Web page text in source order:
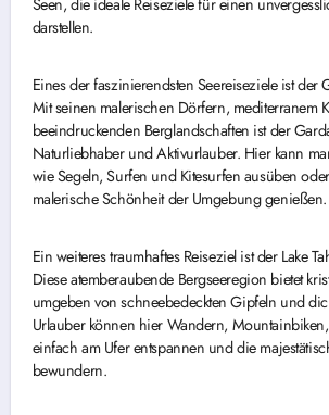
darstellen.
Eines der faszinierendsten Seereiseziele ist der
Mit seinen malerischen Dörfern, mediterranem
beeindruckenden Berglandschaften ist der
Naturliebhaber und Aktivurlauber. Hier kann
wie Segeln, Surfen und Kitesurfen ausüben
malerische Schönheit der Umgebung genießen.
Ein weiteres traumhaftes Reiseziel ist der Lake
Diese atemberaubende Bergseeregion bietet
umgeben von schneebedeckten Gipfeln und
Urlauber können hier Wandern,
einfach am Ufer entspannen und die
bewundern.